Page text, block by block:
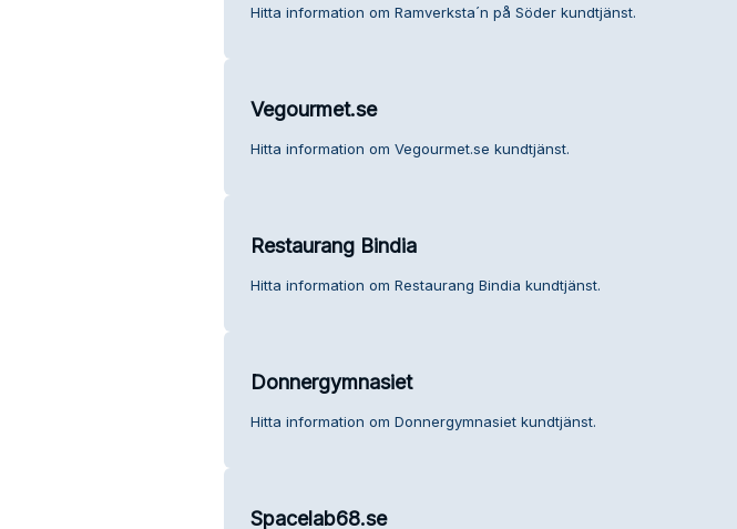
Hitta information om Ramverksta´n på Söder kundtjänst.
Vegourmet.se
Hitta information om Vegourmet.se kundtjänst.
Restaurang Bindia
Hitta information om Restaurang Bindia kundtjänst.
Donnergymnasiet
Hitta information om Donnergymnasiet kundtjänst.
Spacelab68.se